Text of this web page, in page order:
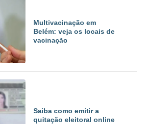
Multivacinação em
Belém: veja os locais de
vacinação
Saiba como emitir a
quitação eleitoral online